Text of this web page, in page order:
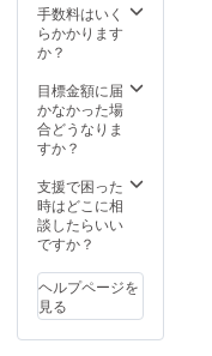
手数料はいく
らかかります
か？
目標金額に届
かなかった場
合どうなりま
すか？
支援で困った
時はどこに相
談したらいい
ですか？
ヘルプページを
見る